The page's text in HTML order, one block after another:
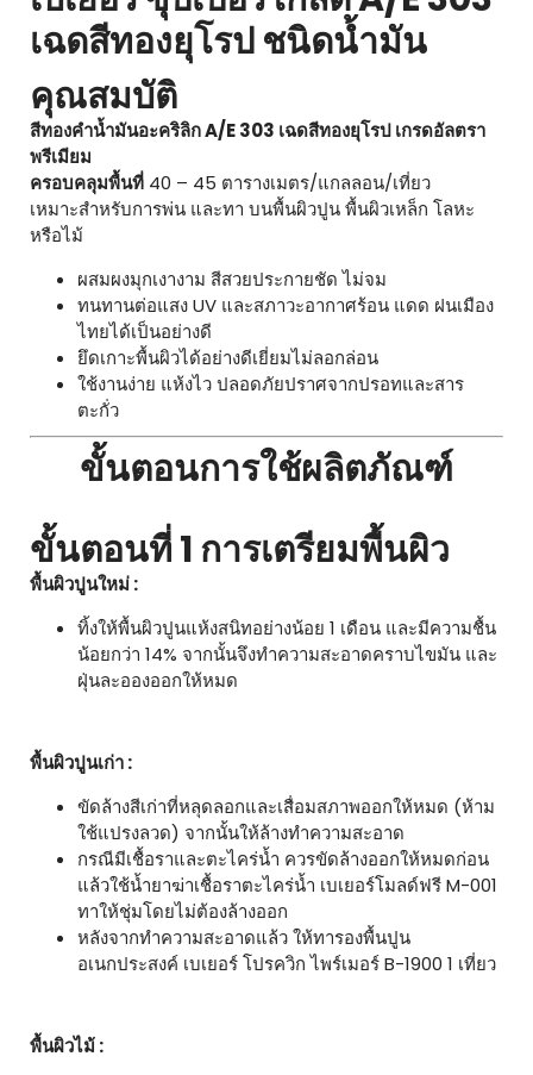
เฉดสีทองยุโรป ชนิดน้ำมัน
คุณสมบัติ
สีทองคำน้ำมันอะคริลิก A/E 303 เฉดสีทองยุโรป เกรดอัลตรา
พรีเมียม
ครอบคลุมพื้นที่ 40 – 45 ตารางเมตร/แกลลอน/เที่ยว
เหมาะสำหรับการพ่น และทา บนพื้นผิวปูน พื้นผิวเหล็ก โลหะ
หรือไม้
ผสมผงมุกเงางาม สีสวยประกายชัด ไม่จม
ทนทานต่อแสง UV และสภาวะอากาศร้อน แดด ฝนเมือง
ไทยได้เป็นอย่างดี
ยึดเกาะพื้นผิวได้อย่างดีเยี่ยมไม่ลอกล่อน
ใช้งานง่าย แห้งไว ปลอดภัยปราศจากปรอทและสาร
ตะกั่ว
ขั้นตอนการใช้ผลิตภัณฑ์
ขั้นตอนที่ 1 การเตรียมพื้นผิว
พื้นผิวปูนใหม่ :
ทิ้งให้พื้นผิวปูนแห้งสนิทอย่างน้อย 1 เดือน และมีความชื้น
น้อยกว่า 14% จากนั้นจึงทำความสะอาดคราบไขมัน และ
ฝุ่นละอองออกให้หมด
พื้นผิวปูนเก่า :
ขัดล้างสีเก่าที่หลุดลอกและเสื่อมสภาพออกให้หมด (ห้าม
ใช้แปรงลวด) จากนั้นให้ล้างทำความสะอาด
กรณีมีเชื้อราและตะไคร่น้ำ ควรขัดล้างออกให้หมดก่อน
แล้วใช้น้ำยาฆ่าเชื้อราตะไคร่น้ำ เบเยอร์โมลด์ฟรี M-001
ทาให้ชุ่มโดยไม่ต้องล้างออก
หลังจากทำความสะอาดแล้ว ให้ทารองพื้นปูน
อเนกประสงค์ เบเยอร์ โปรควิก ไพร์เมอร์ B-1900 1 เที่ยว
พื้นผิวไม้ :